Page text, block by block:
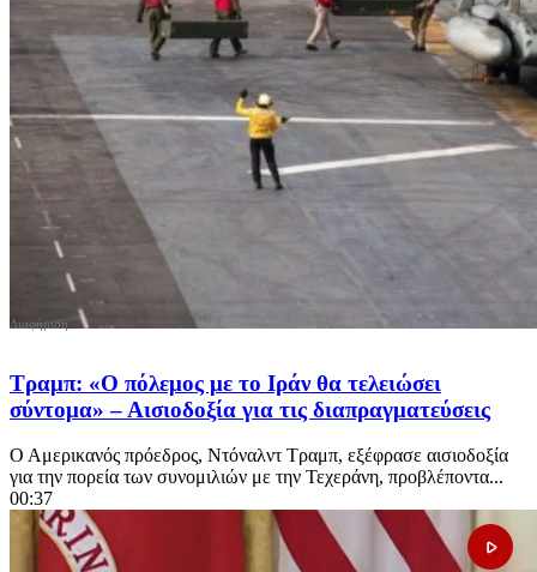
Τραμπ: «Ο πόλεμος με το Ιράν θα τελειώσει
σύντομα» – Αισιοδοξία για τις διαπραγματεύσεις
Ο Αμερικανός πρόεδρος, Ντόναλντ Τραμπ, εξέφρασε αισιοδοξία
για την πορεία των συνομιλιών με την Τεχεράνη, προβλέποντα...
00:37